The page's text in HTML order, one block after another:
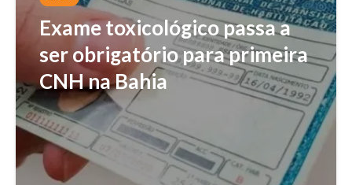
Exame toxicológico passa a
ser obrigatório para primeira
CNH na Bahia